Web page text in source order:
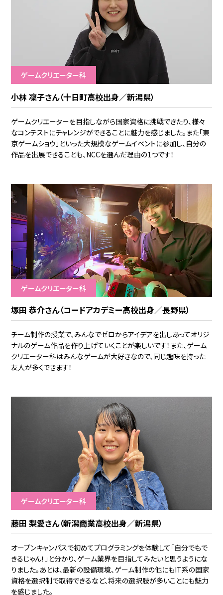
ゲームクリエーター科
小林 凜子さん（十日町高校出身／新潟県）
ゲームクリエーターを目指しながら国家資格に挑戦できたり、様々
なコンテストにチャレンジができることに魅力を感じました。また「東
京ゲームショウ」といった大規模なゲームイベントに参加し、自分の
作品を出展できることも、NCCを選んだ理由の1つです！
ゲームクリエーター科
塚田 恭介さん（コードアカデミー高校出身／長野県）
チーム制作の授業で、みんなでゼロからアイデアを出しあってオリジ
ナルのゲーム作品を作り上げていくことが楽しいです！また、ゲーム
クリエーター科はみんなゲームが大好きなので、同じ趣味を持った
友人が多くできます！
ゲームクリエーター科
藤田 梨愛さん（新潟商業高校出身／新潟県）
オープンキャンパスで初めてプログラミングを体験して「自分でもで
きるじゃん！」と分かり、ゲーム業界を目指してみたいと思うようにな
りました。あとは、最新の設備環境、ゲーム制作の他にもIT系の国家
資格を選択制で取得できるなど、将来の選択肢が多いことにも魅力
を感じました。